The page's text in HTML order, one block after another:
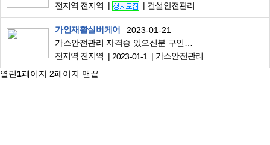
전지역 전지역
건설안전관리
가인재활실버케어
2023-01-21
전지역 전지역
2023-01-1
가스안전관리
열린1페이지 2페이지 맨끝